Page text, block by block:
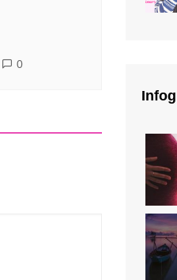
0